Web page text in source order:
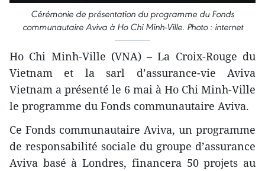
Cérémonie de présentation du programme du Fonds
communautaire Aviva à Ho Chi Minh-Ville. Photo : internet
Ho Chi Minh-Ville (VNA) – La Croix-Rouge du
Vietnam et la sarl d’assurance-vie Aviva
Vietnam a présenté le 6 mai à Ho Chi Minh-Ville
le programme du Fonds communautaire Aviva.
Ce Fonds communautaire Aviva, un programme
de responsabilité sociale du groupe d’assurance
Aviva basé à Londres, financera 50 projets au